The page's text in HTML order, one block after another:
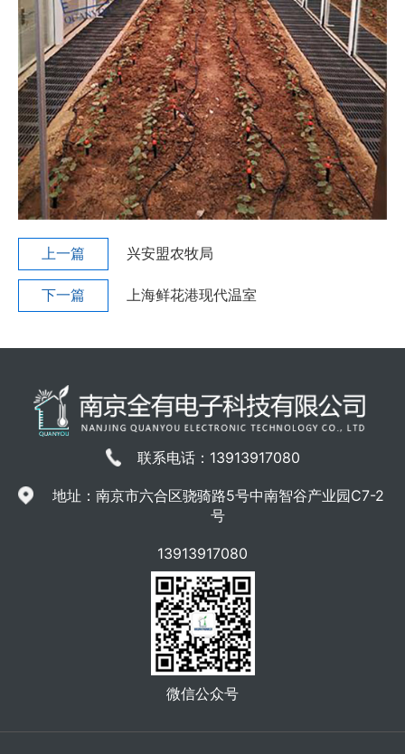
上一篇 兴安盟农牧局
下一篇 上海鲜花港现代温室
联系电话：13913917080
地址：南京市六合区骁骑路5号中南智谷产业园C7-2
号
13913917080
微信公众号